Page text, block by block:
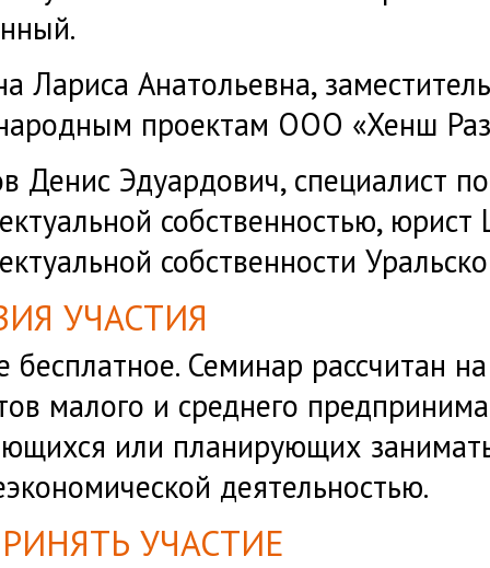
Лариса Анатольевна,
проектам ООО «Хенш
Денис Эдуардович, специалист
собственностью, юрист
собственности
УЧАСТИЯ
бесплатное. Семинар рассчитан
малого и среднего
или планирующих
деятельностью.
УЧАСТИЕ